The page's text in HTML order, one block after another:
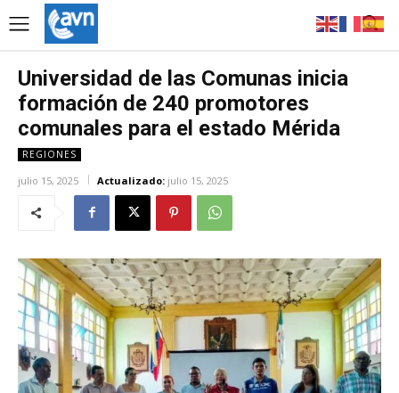
Universidad de las Comunas inicia
formación de 240 promotores
comunales para el estado Mérida
REGIONES
julio 15, 2025 Actualizado: julio 15, 2025